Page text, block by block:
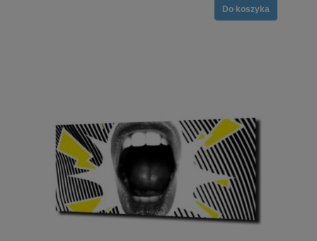
Do koszyka